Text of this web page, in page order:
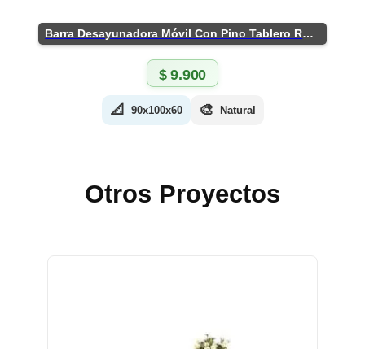
Barra Desayunadora Móvil Con Pino Tablero Rústico
$9.900
📐 90x100x60 🎨 Natural
Otros Proyectos